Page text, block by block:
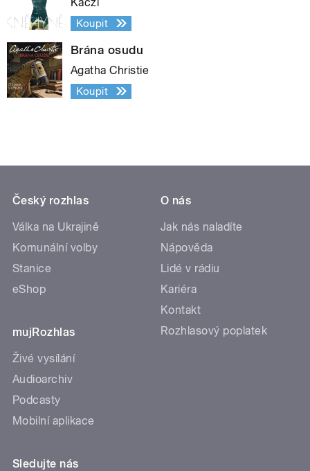
Koupit
Brána osudu
Agatha Christie
Koupit
Český rozhlas
Válka na Ukrajině
Komunální volby
Stanice
eShop
mujRozhlas
Živé vysílání
Audioarchiv
Podcasty
Mobilní aplikace
O nás
Jak nás naladíte
Nápověda
Lidé v rádiu
Kariéra
Kontakt
Rozhlasový poplatek
Sledujte nás